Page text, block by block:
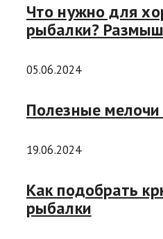
Что нужно для
рыбалки?
05.06.2024
Полезные
19.06.2024
Как подобрать
рыбалки